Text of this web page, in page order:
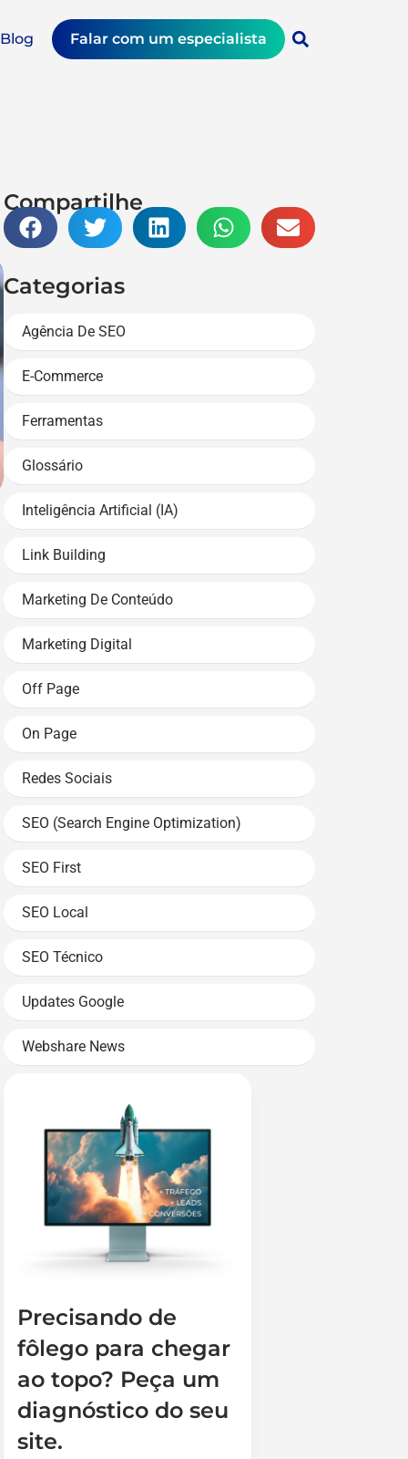
Blog Falar com um especialista
Compartilhe
Categorias
Agência De SEO
E-Commerce
Ferramentas
Glossário
Inteligência Artificial (IA)
Link Building
Marketing De Conteúdo
Marketing Digital
Off Page
On Page
Redes Sociais
SEO (Search Engine Optimization)
SEO First
SEO Local
SEO Técnico
Updates Google
Webshare News
Precisando de
fôlego para chegar
ao topo? Peça um
diagnóstico do seu
site.